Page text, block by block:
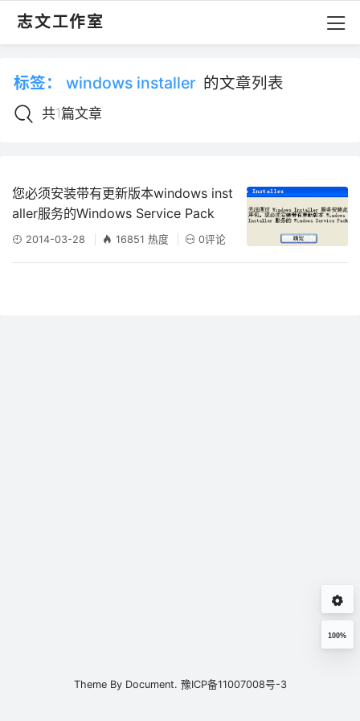
志文工作室
标签： windows installer 的文章列表
共1篇文章
您必须安装带有更新版本windows inst
aller服务的Windows Service Pack
2014-03-28 16851 热度 0评论
100%
Theme By Document. 豫ICP备11007008号-3